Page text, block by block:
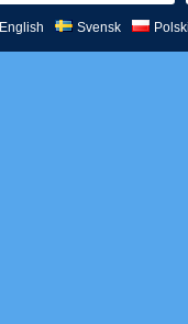
English Svensk